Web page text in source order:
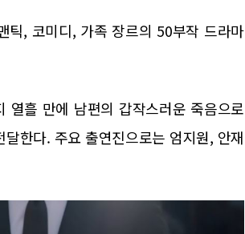
, 코미디, 가족 장르의 50부작 드라마
흘 만에 남편의 갑작스러운 죽음으로
한다. 주요 출연진으로는 엄지원, 안재